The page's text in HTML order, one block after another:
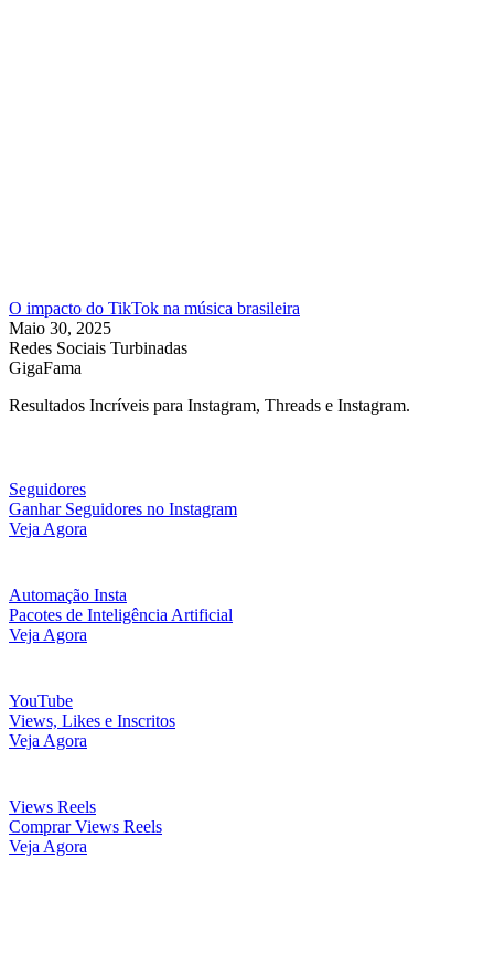
O impacto do TikTok na música brasileira
Maio 30, 2025
Redes Sociais Turbinadas
GigaFama
Resultados Incríveis para Instagram, Threads e Instagram.
Seguidores
Ganhar Seguidores no Instagram
Veja Agora
Automação Insta
Pacotes de Inteligência Artificial
Veja Agora
YouTube
Views, Likes e Inscritos
Veja Agora
Views Reels
Comprar Views Reels
Veja Agora